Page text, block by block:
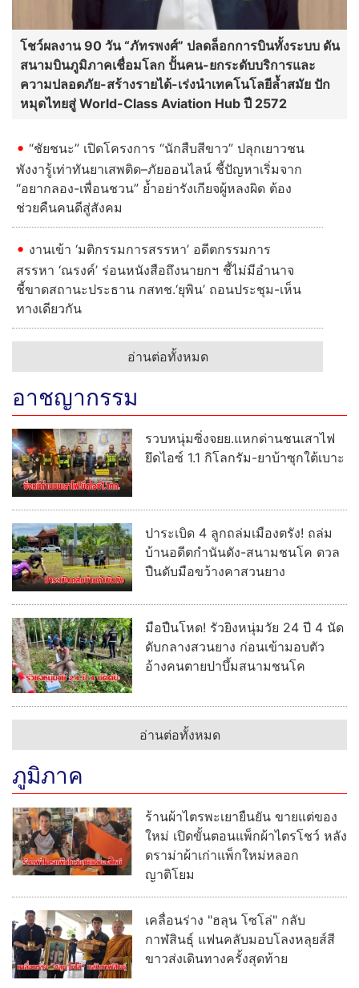
โชว์ผลงาน 90 วัน “ภัทรพงศ์” ปลดล็อกการบินทั้งระบบ ดัน
สนามบินภูมิภาคเชื่อมโลก ปั้นคน-ยกระดับบริการและ
ความปลอดภัย-สร้างรายได้-เร่งนำเทคโนโลยีล้ำสมัย ปัก
หมุดไทยสู่ World-Class Aviation Hub ปี 2572
“ชัยชนะ” เปิดโครงการ “นักสืบสีขาว” ปลุกเยาวชน
พังงารู้เท่าทันยาเสพติด–ภัยออนไลน์ ชี้ปัญหาเริ่มจาก
“อยากลอง-เพื่อนชวน” ย้ำอย่ารังเกียจผู้หลงผิด ต้อง
ช่วยคืนคนดีสู่สังคม
งานเข้า ‘มติกรรมการสรรหา’ อดีตกรรมการ
สรรหา ‘ณรงค์’ ร่อนหนังสือถึงนายกฯ ชี้ไม่มีอำนาจ
ชี้ขาดสถานะประธาน กสทช.‘ยุพิน’ ถอนประชุม-เห็น
ทางเดียวกัน
อ่านต่อทั้งหมด
อาชญากรรม
รวบหนุ่มซิ่งจยย.แหกด่านชนเสาไฟ
ยึดไอซ์ 1.1 กิโลกรัม-ยาบ้าซุกใต้เบาะ
ปาระเบิด 4 ลูกถล่มเมืองตรัง! ถล่ม
บ้านอดีตกำนันดัง-สนามชนโค ดวล
ปืนดับมือขว้างคาสวนยาง
มือปืนโหด! รัวยิงหนุ่มวัย 24 ปี 4 นัด
ดับกลางสวนยาง ก่อนเข้ามอบตัว
อ้างคนตายปาบึ้มสนามชนโค
อ่านต่อทั้งหมด
ภูมิภาค
ร้านผ้าไตรพะเยายืนยัน ขายแต่ของ
ใหม่ เปิดขั้นตอนแพ็กผ้าไตรโชว์ หลัง
ดราม่าผ้าเก่าแพ็กใหม่หลอก
ญาติโยม
เคลื่อนร่าง "ฮลุน โซโล่" กลับ
กาฬสินธุ์ แฟนคลับมอบโลงหลุยส์สี
ขาวส่งเดินทางครั้งสุดท้าย